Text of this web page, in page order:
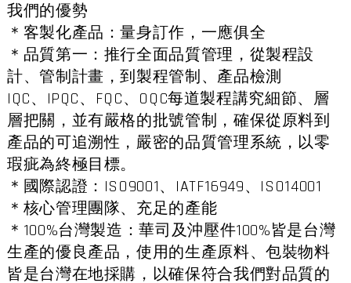
我們的優勢
＊客製化產品：量身訂作，一應俱全
＊品質第一：推行全面品質管理，從製程設
計、管制計畫，到製程管制、產品檢測
IQC、IPQC、FQC、OQC每道製程講究細節、層
層把關，並有嚴格的批號管制，確保從原料到
產品的可追溯性，嚴密的品質管理系統，以零
瑕疵為終極目標。
＊國際認證：ISO9001、IATF16949、ISO14001
＊核心管理團隊、充足的產能
＊100%台灣製造：華司及沖壓件100%皆是台灣
生產的優良產品，使用的生產原料、包裝物料
皆是台灣在地採購，以確保符合我們對品質的